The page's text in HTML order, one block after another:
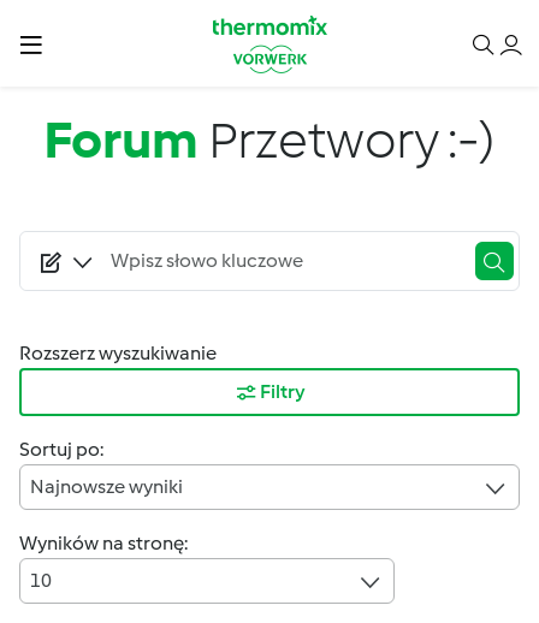
Forum Przetwory :-)
Rozszerz wyszukiwanie
Filtry
Sortuj po:
Najnowsze wyniki
Wyników na stronę:
10